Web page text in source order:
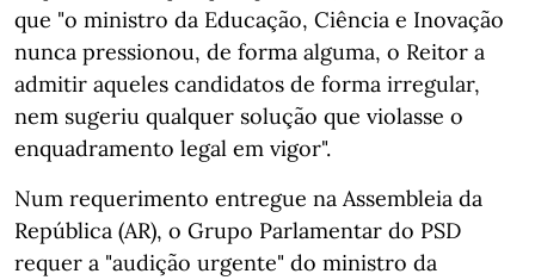
que "o ministro da Educação, Ciência e Inovação
nunca pressionou, de forma alguma, o Reitor a
admitir aqueles candidatos de forma irregular,
nem sugeriu qualquer solução que violasse o
enquadramento legal em vigor".
Num requerimento entregue na Assembleia da
República (AR), o Grupo Parlamentar do PSD
requer a "audição urgente" do ministro da